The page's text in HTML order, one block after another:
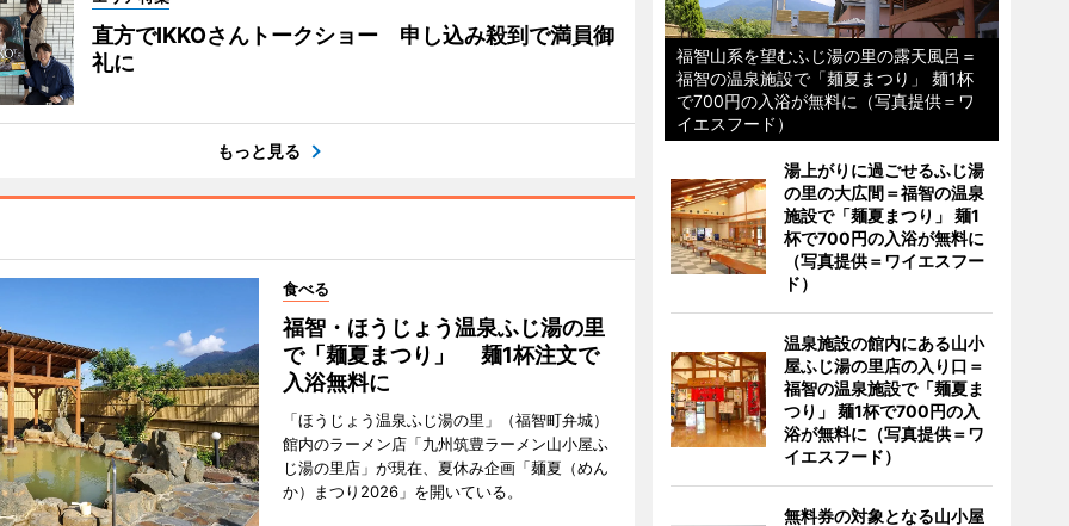
直方でIKKOさんトークショー 申し込み殺到で満員御
礼に
もっと見る
食べる
福智・ほうじょう温泉ふじ湯の里
で「麺夏まつり」 麺1杯注文で
入浴無料に
「ほうじょう温泉ふじ湯の里」（福智町弁城）
館内のラーメン店「九州筑豊ラーメン山小屋ふ
じ湯の里店」が現在、夏休み企画「麺夏（めん
か）まつり2026」を開いている。
福智山系を望むふじ湯の里の露天風呂＝
福智の温泉施設で「麺夏まつり」 麺1杯
で700円の入浴が無料に（写真提供＝ワ
イエスフード）
湯上がりに過ごせるふじ湯
の里の大広間＝福智の温泉
施設で「麺夏まつり」 麺1
杯で700円の入浴が無料に
（写真提供＝ワイエスフー
ド）
温泉施設の館内にある山小
屋ふじ湯の里店の入り口＝
福智の温泉施設で「麺夏ま
つり」 麺1杯で700円の入
浴が無料に（写真提供＝ワ
イエスフード）
無料券の対象となる山小屋